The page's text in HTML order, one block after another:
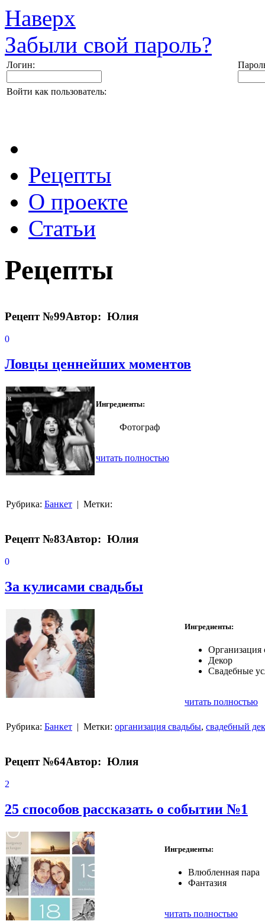
Наверх
Забыли свой пароль?
Логин:
Войти как пользователь:
Рецепты
О проекте
Статьи
Рецепты
Рецепт №99Автор: Юлия
0
Ловцы ценнейших моментов
Ингредиенты:
Фотограф
читать полностью
Рубрика: Банкет | Метки:
Рецепт №83Автор: Юлия
0
За кулисами свадьбы
Ингредиенты:
Организация
Декор
Свадебные
читать полностью
Рубрика: Банкет | Метки: организация свадьбы, свадебный
Рецепт №64Автор: Юлия
2
25 способов рассказать о событии №1
Ингредиенты:
Влюбленная пара
Фантазия
читать полностью